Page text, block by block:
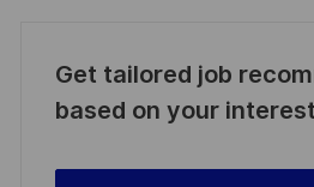
Get tailored job
based on your